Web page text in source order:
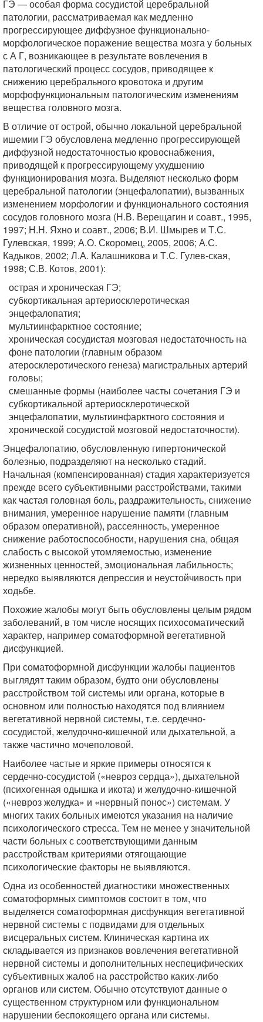
ГЭ — особая форма сосудистой церебральной
патологии, рассматриваемая как медленно
прогрессирующее диффузное функционально-
морфологическое поражение вещества мозга у больных
с А Г, возникающее в результате вовлечения в
патологический процесс сосудов, приводящее к
снижению церебрального кровотока и другим
морфофункциональным патологическим изменениям
вещества головного мозга.
В отличие от острой, обычно локальной церебральной
ишемии ГЭ обусловлена медленно прогрессирующей
диффузной недостаточностью кровоснабжения,
приводящей к прогрессирующему ухудшению
функционирования мозга. Выделяют несколько форм
церебральной патологии (энцефалопатии), вызванных
изменением морфологии и функционального состояния
сосудов головного мозга (Н.В. Верещагин и соавт., 1995,
1997; Н.Н. Яхно и соавт., 2006; В.И. Шмырев и Т.С.
Гулевская, 1999; А.О. Скоромец, 2005, 2006; А.С.
Кадыков, 2002; Л.А. Калашникова и Т.С. Гулев-ская,
1998; С.В. Котов, 2001):
острая и хроническая ГЭ;
субкортикальная артериосклеротическая
энцефалопатия;
мультиинфарктное состояние;
хроническая сосудистая мозговая недостаточность на
фоне патологии (главным образом
атеросклеротического генеза) магистральных артерий
головы;
смешанные формы (наиболее часты сочетания ГЭ и
субкортикальной артериосклеротической
энцефалопатии, мультиинфарктного состояния и
хронической сосудистой мозговой недостаточности).
Энцефалопатию, обусловленную гипертонической
болезнью, подразделяют на несколько стадий.
Начальная (компенсированная) стадия характеризуется
прежде всего субъективными расстройствами, такими
как частая головная боль, раздражительность, снижение
внимания, умеренное нарушение памяти (главным
образом оперативной), рассеянность, умеренное
снижение работоспособности, нарушения сна, общая
слабость с высокой утомляемостью, изменение
жизненных ценностей, эмоциональная лабильность;
нередко выявляются депрессия и неустойчивость при
ходьбе.
Похожие жалобы могут быть обусловлены целым рядом
заболеваний, в том числе носящих психосоматический
характер, например соматоформной вегетативной
дисфункцией.
При соматоформной дисфункции жалобы пациентов
выглядят таким образом, будто они обусловлены
расстройством той системы или органа, которые в
основном или полностью находятся под влиянием
вегетативной нервной системы, т.е. сердечно-
сосудистой, желудочно-кишечной или дыхательной, а
также частично мочеполовой.
Наиболее частые и яркие примеры относятся к
сердечно-сосудистой («невроз сердца»), дыхательной
(психогенная одышка и икота) и желудочно-кишечной
(«невроз желудка» и «нервный понос») системам. У
многих таких больных имеются указания на наличие
психологического стресса. Тем не менее у значительной
части больных с соответствующими данным
расстройствам критериями отягощающие
психологические факторы не выявляются.
Одна из особенностей диагностики множественных
соматоформных симптомов состоит в том, что
выделяется соматоформная дисфункция вегетативной
нервной системы с подвидами для отдельных
висцеральных систем. Клиническая картина их
складывается из признаков вовлечения вегетативной
нервной системы и дополнительных неспецифических
субъективных жалоб на расстройство каких-либо
органов или систем. Обычно отсутствуют данные о
существенном структурном или функциональном
нарушении беспокоящего органа или системы.